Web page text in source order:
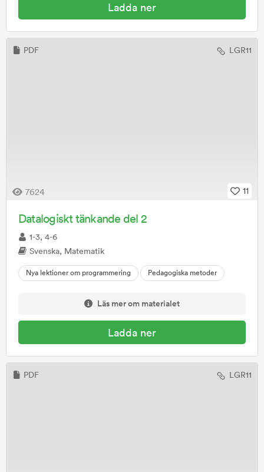
Ladda ner
PDF LGR11
7624 11
Datalogiskt tänkande del 2
1-3, 4-6
Svenska, Matematik
Nya lektioner om programmering Pedagogiska metoder
Läs mer om materialet
Ladda ner
PDF LGR11